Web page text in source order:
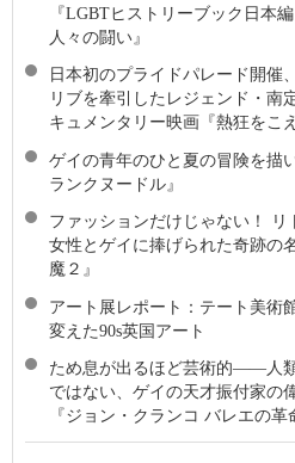
『LGBTヒストリーブック日本
人々の闘い』
日本初のプライドパレード開催
リブを牽引したレジェンド・南
キュメンタリー映画『熱狂をこえ
ゲイの青年のひと夏の冒険を描
ランクヌードル』
ファッションだけじゃない！ リ
女性とゲイに捧げられた奇跡の
魔２』
アート展レポート：テート美
変えた90s英国アート
ため息が出るほど芸術的――人
ではない、ゲイの天才振付家の
『ジョン・クランコ バレエの革